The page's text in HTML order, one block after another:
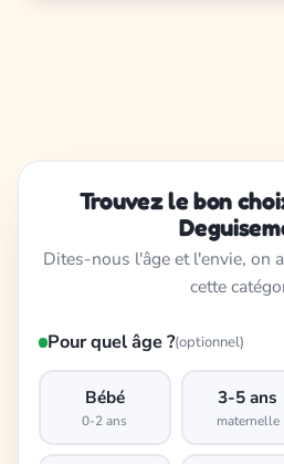
Trouvez le bon
Dites-nous l'âge et l'envie, on
cette
Pour quel âge ?(optionnel)
Bébé
0-2 ans
3-5 ans
maternelle